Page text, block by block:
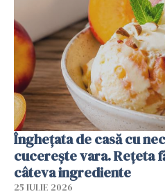
Înghețata de casă cu
cucerește vara. Rețeta
câteva ingrediente
25 IULIE 2026